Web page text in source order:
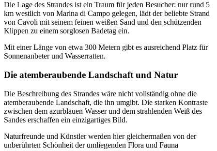
Die Lage des Strandes ist ein Traum für jeden Besucher: nur rund 5
km westlich von Marina di Campo gelegen, lädt der beliebte Strand
von Cavoli mit seinem feinen weißen Sand und den schützenden
Klippen zu einem sorglosen Badetag ein.
Mit einer Länge von etwa 300 Metern gibt es ausreichend Platz für
Sonnenanbeter und Wasserratten.
Die atemberaubende Landschaft und Natur
Die Beschreibung des Strandes wäre nicht vollständig ohne die
atemberaubende Landschaft, die ihn umgibt. Die starken Kontraste
zwischen dem azurblauen Wasser und dem strahlenden Weiß des
Sandes erschaffen ein einzigartiges Bild.
Naturfreunde und Künstler werden hier gleichermaßen von der
unberührten Schönheit der umliegenden Flora und Fauna